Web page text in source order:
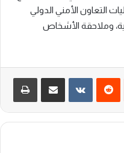
التعاون الأمني الدولي
وملاحقة الأشخاص
بينتيريست ‏VKontakte